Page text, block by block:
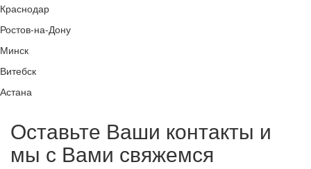
Краснодар
Ростов-на-Дону
Минск
Витебск
Астана
Оставьте Ваши контакты и
мы с Вами свяжемся